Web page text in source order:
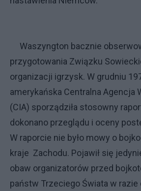
Waszyngton bacznie
przygotowania Związku
organizacji igrzysk. W grudniu
amerykańska Centralna Agencja
(CIA) sporządziła stosowny
dokonano przeglądu i oceny
W raporcie nie było mowy o
kraje Zachodu. Pojawił się
obaw organizatorów przed
państw Trzeciego Świata w razie